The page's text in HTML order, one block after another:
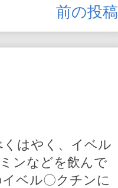
前の投稿
はやく、イベル
ンなどを飲んで
ベル〇クチンに